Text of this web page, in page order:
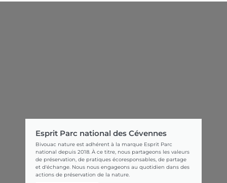
Esprit Parc national des Cévennes
Bivouac nature est adhérent à la marque Esprit Parc
national depuis 2018. À ce titre, nous partageons les valeurs
de préservation, de pratiques écoresponsables, de partage
et d'échange. Nous nous engageons au quotidien dans des
actions de préservation de la nature.